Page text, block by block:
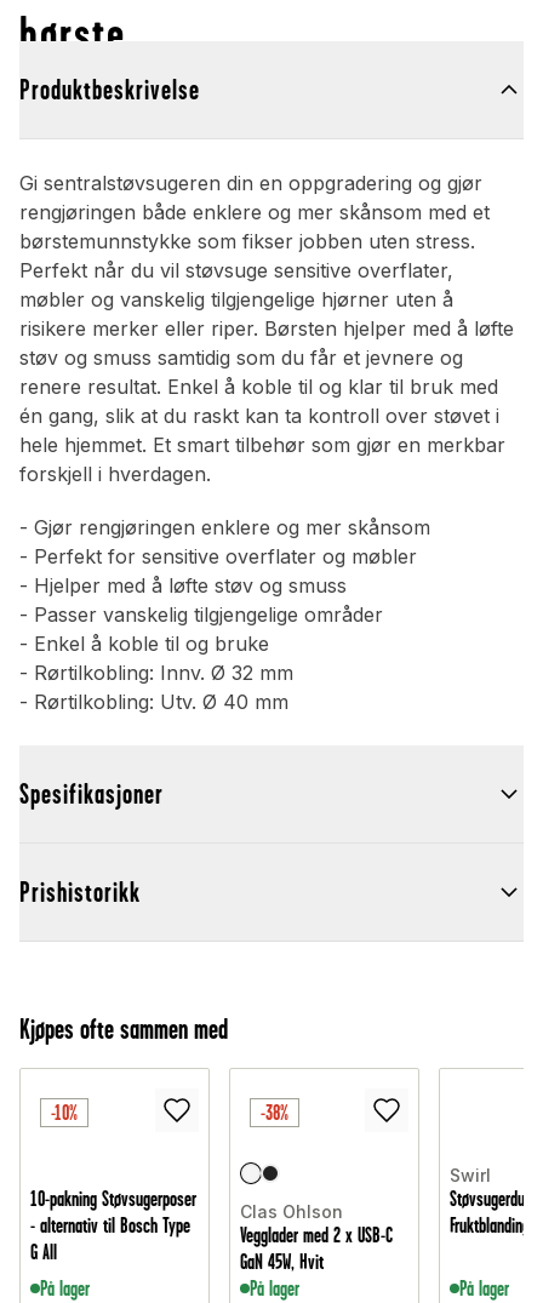
børste
Produktbeskrivelse
Gi sentralstøvsugeren din en oppgradering og gjør
rengjøringen både enklere og mer skånsom med et
børstemunnstykke som fikser jobben uten stress.
Perfekt når du vil støvsuge sensitive overflater,
møbler og vanskelig tilgjengelige hjørner uten å
risikere merker eller riper. Børsten hjelper med å løfte
støv og smuss samtidig som du får et jevnere og
renere resultat. Enkel å koble til og klar til bruk med
én gang, slik at du raskt kan ta kontroll over støvet i
hele hjemmet. Et smart tilbehør som gjør en merkbar
forskjell i hverdagen.
- Gjør rengjøringen enklere og mer skånsom
- Perfekt for sensitive overflater og møbler
- Hjelper med å løfte støv og smuss
- Passer vanskelig tilgjengelige områder
- Enkel å koble til og bruke
- Rørtilkobling: Innv. Ø 32 mm
- Rørtilkobling: Utv. Ø 40 mm
Spesifikasjoner
Prishistorikk
Kjøpes ofte sammen med
-10%
10-pakning Støvsugerposer
- alternativ til Bosch Type
G All
På lager
-38%
Clas Ohlson
Vegglader med 2 x USB-C
GaN 45W, Hvit
På lager
Swirl
Støvsugerduft
Fruktblanding
På lager